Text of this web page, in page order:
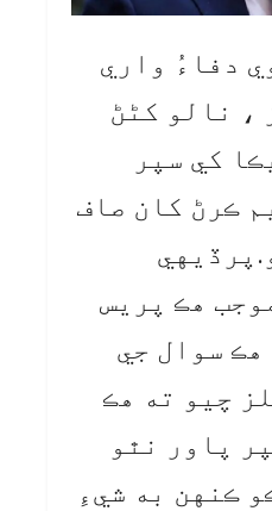
دفاءُ واري
، نالو کڻڻ
کي سپر
ڪرڻ کان صاف
هڪ پريس
هڪ سوال جي
چيو ته هڪ
پاور نٿو
ڪنهن به شيءِ